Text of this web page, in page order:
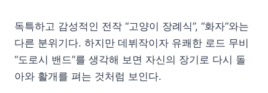
독특하고 감성적인 전작 “고양이 장례식”, “화자”와는
다른 분위기다. 하지만 데뷔작이자 유쾌한 로드 무비
“도로시 밴드”를 생각해 보면 자신의 장기로 다시 돌
아와 활개를 펴는 것처럼 보인다.